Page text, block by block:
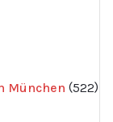
München 522